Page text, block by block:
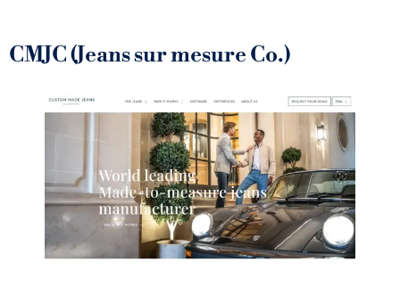
CMJC (Jeans sur mesure Co.)